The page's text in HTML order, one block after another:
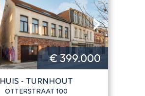
€ 399.000
HUIS - TURNHOUT
OTTERSTRAAT 100